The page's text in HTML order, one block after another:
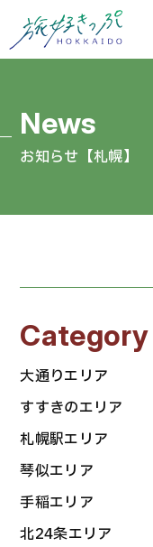
お知らせ【札幌】
Category
大通りエリア
すすきのエリア
札幌駅エリア
琴似エリア
手稲エリア
北24条エリア